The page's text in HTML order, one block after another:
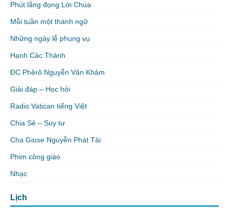
Phút lắng đọng Lời Chúa
Mỗi tuần một thành ngữ
Những ngày lễ phụng vụ
Hạnh Các Thánh
ĐC Phêrô Nguyễn Văn Khảm
Giải đáp – Học hỏi
Radio Vatican tiếng Việt
Chia Sẻ – Suy tư
Cha Giuse Nguyễn Phát Tài
Phim công giáo
Nhạc
Lịch